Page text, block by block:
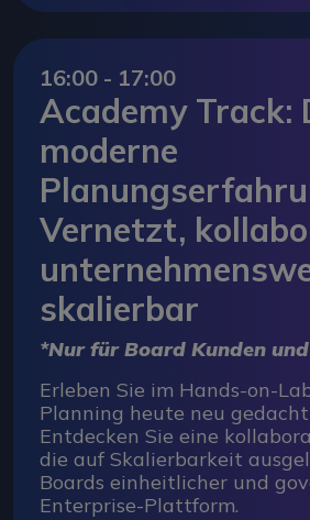
16:00 - 17:00
Academy Track:
moderne
Vernetzt,
skalierbar
*Nur für Board Kunden
Erleben Sie im Hands-on-
Planning heute neu
Entdecken Sie eine
die auf Skalierbarkeit
Boards einheitlicher und
Enterprise-Plattform.